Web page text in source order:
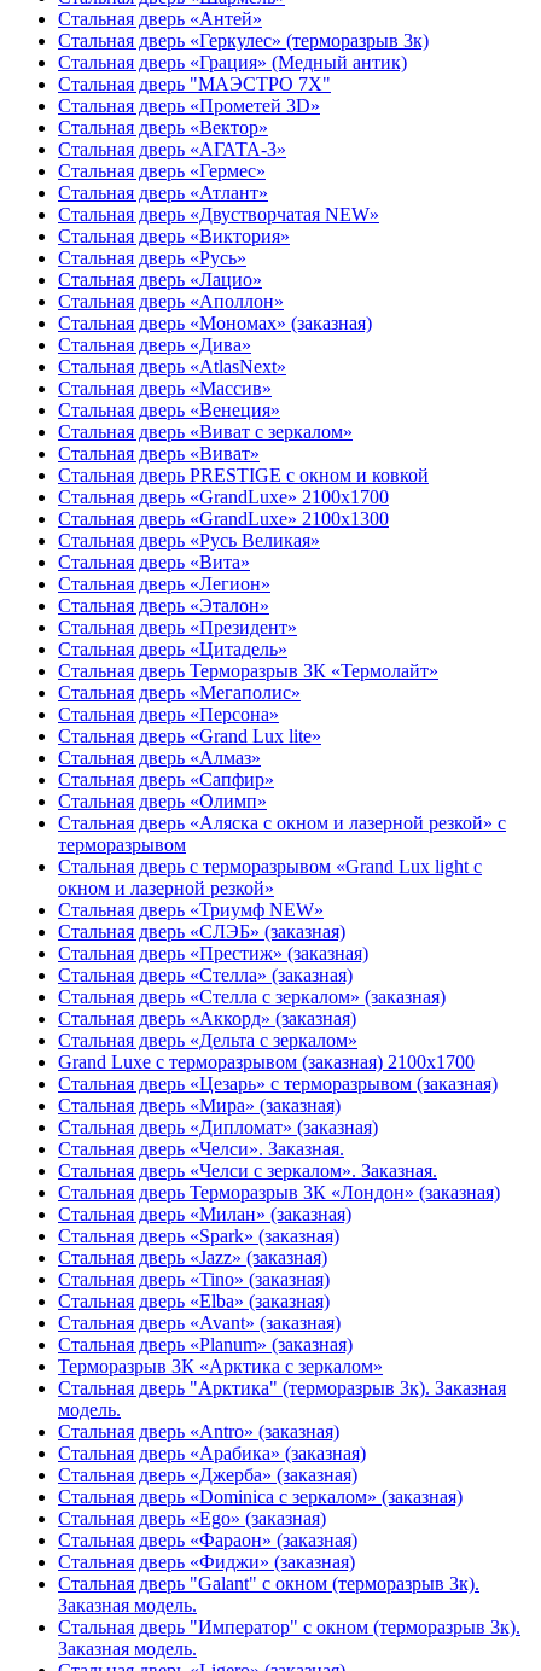
Стальная дверь «Антей»
Стальная дверь «Геркулес» (терморазрыв 3к)
Стальная дверь «Грация» (Медный антик)
Стальная дверь "МАЭСТРО 7Х"
Стальная дверь «Прометей 3D»
Стальная дверь «Вектор»
Стальная дверь «АГАТА-3»
Стальная дверь «Гермес»
Стальная дверь «Атлант»
Стальная дверь «Двустворчатая NEW»
Стальная дверь «Виктория»
Стальная дверь «Русь»
Стальная дверь «Лацио»
Стальная дверь «Аполлон»
Стальная дверь «Мономах» (заказная)
Стальная дверь «Дива»
Стальная дверь «AtlasNext»
Стальная дверь «Массив»
Стальная дверь «Венеция»
Стальная дверь «Виват с зеркалом»
Стальная дверь «Виват»
Стальная дверь PRESTIGE с окном и ковкой
Стальная дверь «GrandLuxe» 2100х1700
Стальная дверь «GrandLuxe» 2100х1300
Стальная дверь «Русь Великая»
Стальная дверь «Вита»
Стальная дверь «Легион»
Стальная дверь «Эталон»
Стальная дверь «Президент»
Стальная дверь «Цитадель»
Стальная дверь Терморазрыв 3К «Термолайт»
Стальная дверь «Мегаполис»
Стальная дверь «Персона»
Стальная дверь «Grand Lux lite»
Стальная дверь «Алмаз»
Стальная дверь «Сапфир»
Стальная дверь «Олимп»
Стальная дверь «Аляска с окном и лазерной резкой» с
терморазрывом
Стальная дверь с терморазрывом «Grand Lux light с
окном и лазерной резкой»
Стальная дверь «Триумф NEW»
Стальная дверь «СЛЭБ» (заказная)
Стальная дверь «Престиж» (заказная)
Стальная дверь «Стелла» (заказная)
Стальная дверь «Стелла с зеркалом» (заказная)
Стальная дверь «Аккорд» (заказная)
Стальная дверь «Дельта с зеркалом»
Grand Luxe с терморазрывом (заказная) 2100х1700
Стальная дверь «Цезарь» с терморазрывом (заказная)
Стальная дверь «Мира» (заказная)
Стальная дверь «Дипломат» (заказная)
Стальная дверь «Челси». Заказная.
Стальная дверь «Челси с зеркалом». Заказная.
Стальная дверь Терморазрыв 3К «Лондон» (заказная)
Стальная дверь «Милан» (заказная)
Стальная дверь «Spark» (заказная)
Стальная дверь «Jazz» (заказная)
Стальная дверь «Tino» (заказная)
Стальная дверь «Elba» (заказная)
Стальная дверь «Avant» (заказная)
Стальная дверь «Planum» (заказная)
Терморазрыв 3К «Арктика с зеркалом»
Стальная дверь "Арктика" (терморазрыв 3к). Заказная
модель.
Стальная дверь «Antro» (заказная)
Стальная дверь «Арабика» (заказная)
Стальная дверь «Джерба» (заказная)
Стальная дверь «Dominica с зеркалом» (заказная)
Стальная дверь «Ego» (заказная)
Стальная дверь «Фараон» (заказная)
Стальная дверь «Фиджи» (заказная)
Стальная дверь "Galant" с окном (терморазрыв 3к).
Заказная модель.
Стальная дверь "Император" с окном (терморазрыв 3к).
Заказная модель.